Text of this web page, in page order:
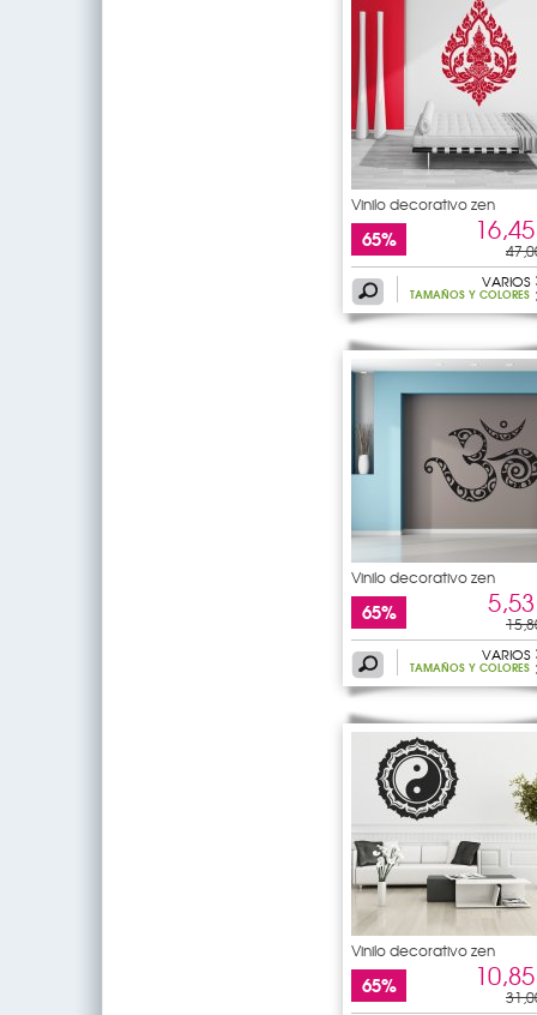
Vinilo decorativo zen
65%
VARIOS
TAMAÑOS Y COLORES
Vinilo decorativo zen
65%
VARIOS
TAMAÑOS Y COLORES
Vinilo decorativo zen
65%